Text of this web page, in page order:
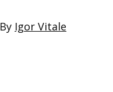
By Igor Vitale